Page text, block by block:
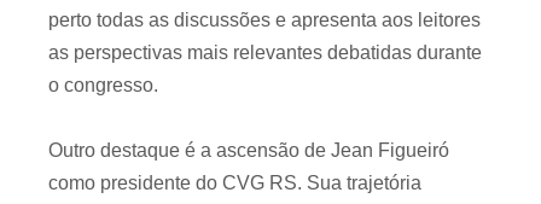
perto todas as discussões e apresenta aos leitores
as perspectivas mais relevantes debatidas durante
o congresso.
Outro destaque é a ascensão de Jean Figueiró
como presidente do CVG RS. Sua trajetória